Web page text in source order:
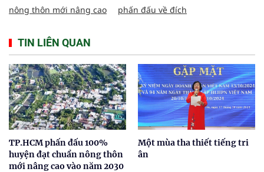
nông thôn mới nâng cao phấn đấu về đích
TIN LIÊN QUAN
TP.HCM phấn đấu 100%
huyện đạt chuẩn nông thôn
mới nâng cao vào năm 2030
Một mùa tha thiết tiếng tri
ân